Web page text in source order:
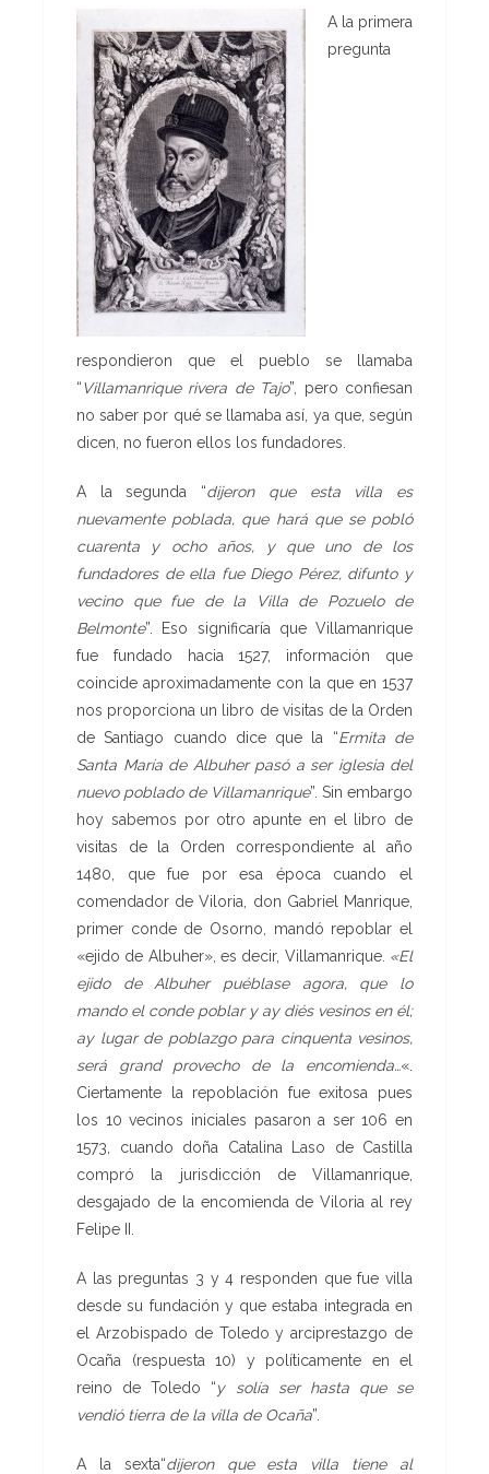
A la primera
pregunta
respondieron que el pueblo se llamaba
“Villamanrique rivera de Tajo”, pero confiesan
no saber por qué se llamaba así, ya que, según
dicen, no fueron ellos los fundadores.
A la segunda “dijeron que esta villa es
nuevamente poblada, que hará que se pobló
cuarenta y ocho años, y que uno de los
fundadores de ella fue Diego Pérez, difunto y
vecino que fue de la Villa de Pozuelo de
Belmonte”. Eso significaría que Villamanrique
fue fundado hacia 1527, información que
coincide aproximadamente con la que en 1537
nos proporciona un libro de visitas de la Orden
de Santiago cuando dice que la “Ermita de
Santa María de Albuher pasó a ser iglesia del
nuevo poblado de Villamanrique”. Sin embargo
hoy sabemos por otro apunte en el libro de
visitas de la Orden correspondiente al año
1480, que fue por esa época cuando el
comendador de Viloria, don Gabriel Manrique,
primer conde de Osorno, mandó repoblar el
«ejido de Albuher», es decir, Villamanrique. «El
ejido de Albuher puéblase agora, que lo
mando el conde poblar y ay diés vesinos en él;
ay lugar de poblazgo para cinquenta vesinos,
será grand provecho de la encomienda…«.
Ciertamente la repoblación fue exitosa pues
los 10 vecinos iniciales pasaron a ser 106 en
1573, cuando doña Catalina Laso de Castilla
compró la jurisdicción de Villamanrique,
desgajado de la encomienda de Viloria al rey
Felipe II.
A las preguntas 3 y 4 responden que fue villa
desde su fundación y que estaba integrada en
el Arzobispado de Toledo y arciprestazgo de
Ocaña (respuesta 10) y políticamente en el
reino de Toledo “y solía ser hasta que se
vendió tierra de la villa de Ocaña”.
A la sexta“dijeron que esta villa tiene al